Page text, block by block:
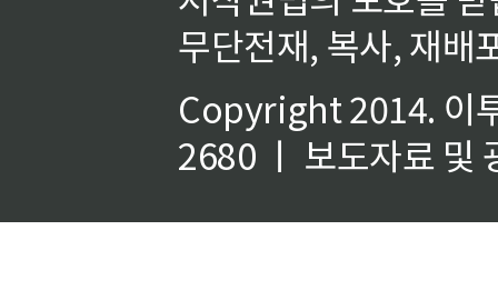
무단전재, 복사, 재배
Copyright 2014. 이
2680 ㅣ 보도자료